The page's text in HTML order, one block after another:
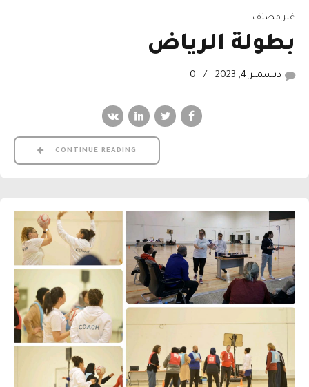
غير مصنف
بطولة الرياض
ديسمبر 4, 2023 0
CONTINUE READING